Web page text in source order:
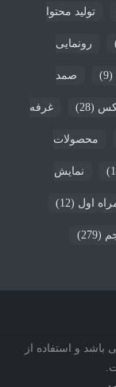
تولید محتوا
رونمایی
(9) صمد
(28) غرفه
محصولات
نمایش
اول (12)
(279)
و استفاده از